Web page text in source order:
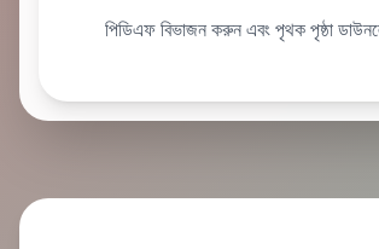
পিডিএফ বিভাজন করুন এবং পৃথক পৃষ্ঠা